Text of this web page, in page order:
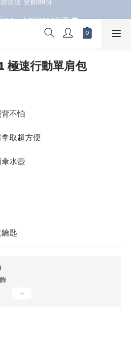
甜甜送 全館88折
極速行動單肩包
不怕
取超方便
水壺
匙